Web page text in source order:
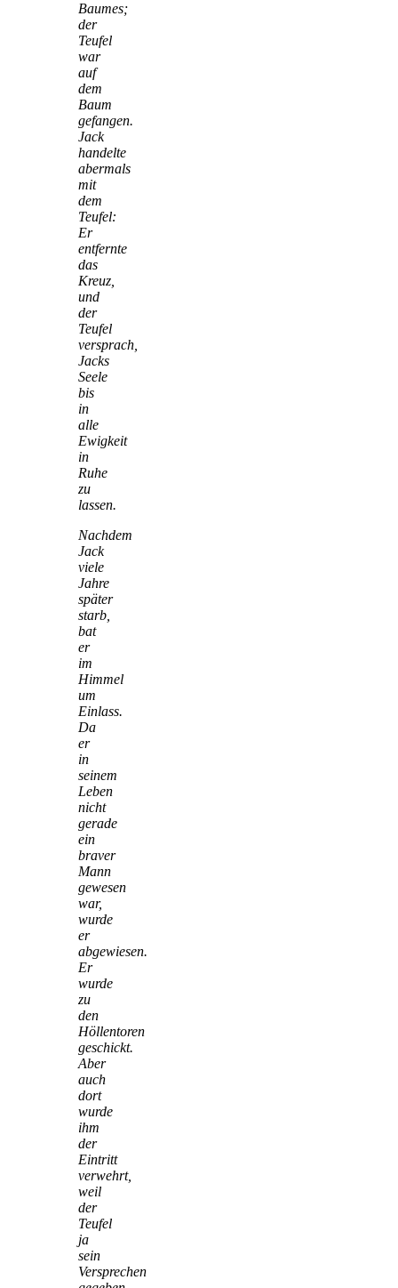
Baumes;
der
Teufel
war
auf
dem
Baum
gefangen.
Jack
handelte
abermals
mit
dem
Teufel:
Er
entfernte
das
Kreuz,
und
der
Teufel
versprach,
Jacks
Seele
bis
in
alle
Ewigkeit
in
Ruhe
zu
lassen.
Nachdem
Jack
viele
Jahre
später
starb,
bat
er
im
Himmel
um
Einlass.
Da
er
in
seinem
Leben
nicht
gerade
ein
braver
Mann
gewesen
war,
wurde
er
abgewiesen.
Er
wurde
zu
den
Höllentoren
geschickt.
Aber
auch
dort
wurde
ihm
der
Eintritt
verwehrt,
weil
der
Teufel
ja
sein
Versprechen